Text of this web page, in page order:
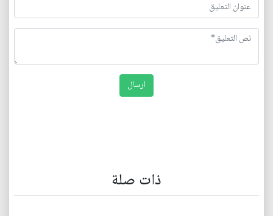
ذات صلة